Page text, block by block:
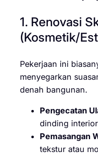
1. Renovasi
(Kosmetik/
Pekerjaan ini
menyegarkan
denah bangunan.
Pengecatan
dinding
Pemasangan
tekstur atau